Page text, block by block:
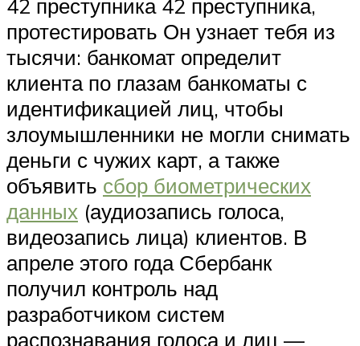
42 преступника 42 преступника,
протестировать Он узнает тебя из
тысячи: банкомат определит
клиента по глазам банкоматы с
идентификацией лиц, чтобы
злоумышленники не могли снимать
деньги с чужих карт, а также
объявить сбор биометрических
данных (аудиозапись голоса,
видеозапись лица) клиентов. В
апреле этого года Сбербанк
получил контроль над
разработчиком систем
распознавания голоса и лиц —